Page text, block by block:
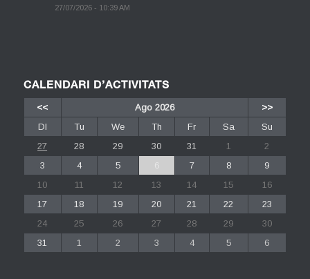
27/07/2026 - 10:39 AM
CALENDARI D’ACTIVITATS
<< Ago 2026
>>
Dl
Tu We Th Fr Sa
Su
27
28 29 30 31 1
2
3
4 5 6 7 8
9
10
11 12 13 14 15
16
17
18 19 20 21 22
23
24
25 26 27 28 29
30
31
1 2 3 4 5 6